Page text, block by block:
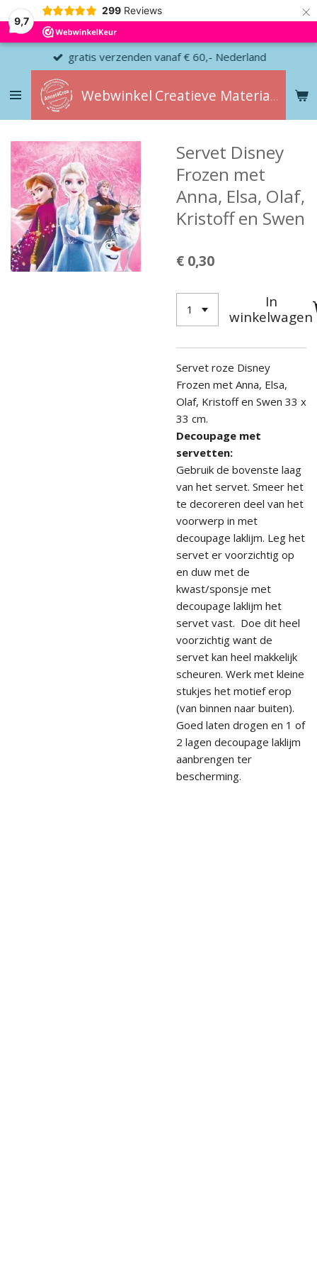
9,7
299 Reviews ×
Webwinkel Creatieve Materialen
gratis verzenden vanaf € 60,- Nederland
Servet Disney
Frozen met
Anna, Elsa, Olaf,
Kristoff en Swen
€ 0,30
In
winkelwagen
Servet roze Disney
Frozen met Anna, Elsa,
Olaf, Kristoff en Swen 33 x
33 cm.
Decoupage met
servetten:
Gebruik de bovenste laag
van het servet. Smeer het
te decoreren deel van het
voorwerp in met
decoupage laklijm. Leg het
servet er voorzichtig op
en duw met de
kwast/sponsje met
decoupage laklijm het
servet vast. Doe dit heel
voorzichtig want de
servet kan heel makkelijk
scheuren. Werk met kleine
stukjes het motief erop
(van binnen naar buiten).
Goed laten drogen en 1 of
2 lagen decoupage laklijm
aanbrengen ter
bescherming.